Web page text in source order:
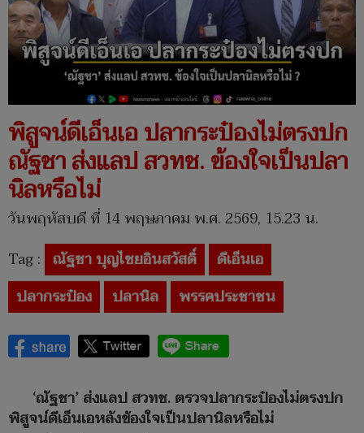
พิสูจน์ดีเอ็นเอ ปลากระป๋องไม่ตรงปก
ณัฐชา ส่งแลป สวทช. ข้องใจเป็นปลา
นิลหรือไม่
วันพฤหัสบดี ที่ 14 พฤษภาคม พ.ศ. 2569, 15.23 น.
Tag : ณัฐชา บุญไชยอินสวัสดิ์
ดีเอ็นเอ
ปลากระป๋อง
ปลานิล พรรคประชาชน
‘ณัฐชา’ ส่งแลป สวทช. ตรวจปลากระป๋องไม่ตรงปก
พิสูจน์ดีเอ็นเอหลังข้องใจเป็นปลานิลหรือไม่